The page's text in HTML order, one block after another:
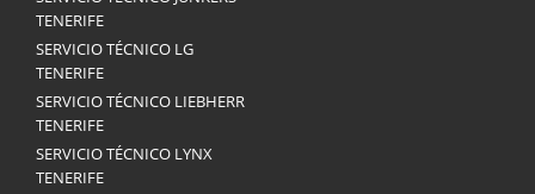
TENERIFE
SERVICIO TÉCNICO LG
TENERIFE
SERVICIO TÉCNICO LIEBHERR
TENERIFE
SERVICIO TÉCNICO LYNX
TENERIFE